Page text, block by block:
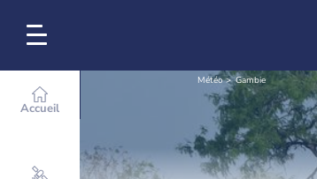
Accueil
Météo Gambie